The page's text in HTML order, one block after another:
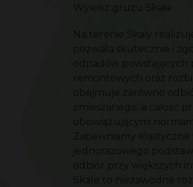
Na terenie Skały
pozwala skutecznie i
odpadów
remontowych oraz
obejmuje zarówno
zmieszanego, a całość
obowiązującymi
Zapewniamy elastyczne
jednorazowego
odbiór przy większych
Skale to niezawodne